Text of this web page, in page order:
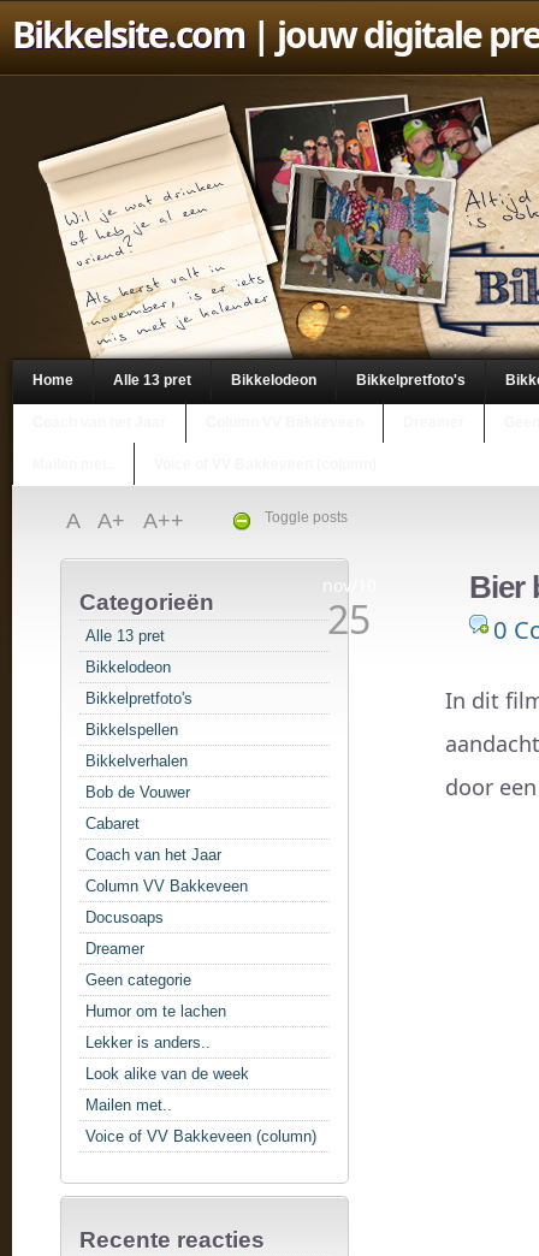
Bikkelsite.com| jouw digitale
Home Alle 13 pret Bikkelodeon Bikkelpretfoto's
Toggle posts
A A+ A++
Categorieën
Alle 13 pret
Bikkelodeon
Bikkelpretfoto's
Bikkelspellen
Bikkelverhalen
Bob de Vouwer
Cabaret
Coach van het Jaar
Column VV Bakkeveen
Docusoaps
Dreamer
Geen categorie
Humor om te lachen
Lekker is anders..
Look alike van de week
Mailen met..
Voice of VV Bakkeveen (column)
Recente reacties
nov/10
25
Bier
0
In dit
door